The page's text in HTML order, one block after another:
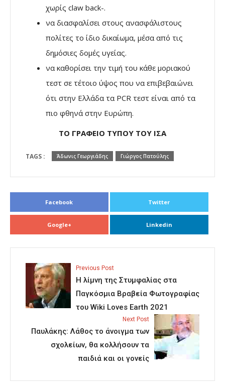
χωρίς claw back-.
να διασφαλίσει στους ανασφάλιστους
πολίτες το ίδιο δικαίωμα, μέσα από τις
δημόσιες δομές υγείας.
να καθορίσει την τιμή του κάθε μοριακού
τεστ σε τέτοιο ύψος που να επιβεβαιώνει
ότι στην Ελλάδα τα PCR τεστ είναι από τα
πιο φθηνά στην Ευρώπη.
ΤΟ ΓΡΑΦΕΙΟ ΤΥΠΟΥ ΤΟΥ ΙΣΑ
TAGS : Άδωνις Γεωργιάδης Γιώργος Πατούλης
Facebook Twitter
Google+ Linkedin
Previous Post
Η λίμνη της Στυμφαλίας στα
Παγκόσμια Βραβεία Φωτογραφίας
του Wiki Loves Earth 2021
Next Post
Παυλάκης: Λάθος το άνοιγμα των
σχολείων, θα κολλήσουν τα
παιδιά και οι γονείς